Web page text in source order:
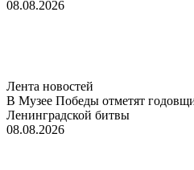
08.08.2026
Лента новостей
В Музее Победы отметят
Ленинградской битвы
08.08.2026